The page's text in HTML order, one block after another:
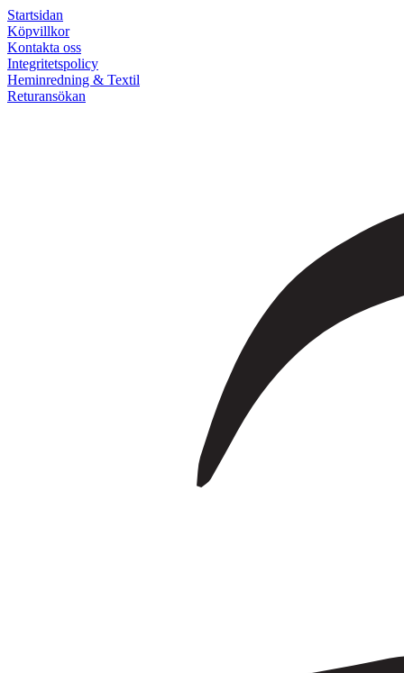
Startsidan
Köpvillkor
Kontakta oss
Integritetspolicy
Heminredning & Textil
Returansökan